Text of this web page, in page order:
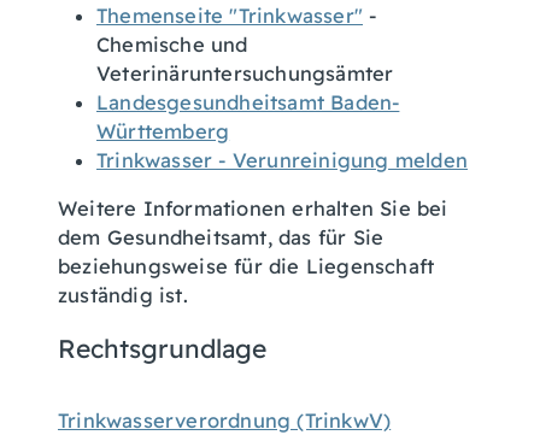
Themenseite "Trinkwasser" -
Chemische und
Veterinäruntersuchungsämter
Landesgesundheitsamt Baden-
Württemberg
Trinkwasser - Verunreinigung melden
Weitere Informationen erhalten Sie bei
dem Gesundheitsamt, das für Sie
beziehungsweise für die Liegenschaft
zuständig ist.
Rechtsgrundlage
Trinkwasserverordnung (TrinkwV)